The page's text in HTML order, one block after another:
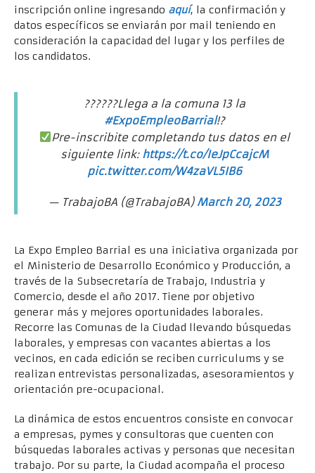
inscripción online ingresando aquí, la confirmación y
datos específicos se enviarán por mail teniendo en
consideración la capacidad del lugar y los perfiles de
los candidatos.
??‍???‍?Llega a la comuna 13 la
#ExpoEmpleoBarrial!?
Pre-inscribite completando tus datos en el
siguiente link: https://t.co/IeJpCcajcM
pic.twitter.com/W4zaVL5IB6
— TrabajoBA (@TrabajoBA) March 20, 2023
La Expo Empleo Barrial es una iniciativa organizada por
el Ministerio de Desarrollo Económico y Producción, a
través de la Subsecretaría de Trabajo, Industria y
Comercio, desde el año 2017. Tiene por objetivo
generar más y mejores oportunidades laborales.
Recorre las Comunas de la Ciudad llevando búsquedas
laborales, y empresas con vacantes abiertas a los
vecinos, en cada edición se reciben curriculums y se
realizan entrevistas personalizadas, asesoramientos y
orientación pre-ocupacional.
La dinámica de estos encuentros consiste en convocar
a empresas, pymes y consultoras que cuenten con
búsquedas laborales activas y personas que necesitan
trabajo. Por su parte, la Ciudad acompaña el proceso